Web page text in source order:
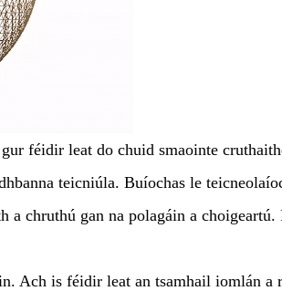
féidir leat do chuid smaointe
teicniúla. Buíochas le
chruthú gan na polagáin a
Ach is féidir leat an tsamhail iomlán a